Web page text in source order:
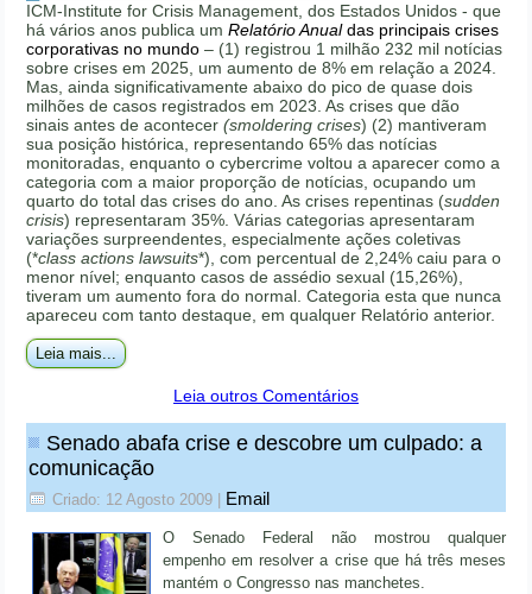
ICM-Institute for Crisis Management, dos Estados Unidos - que
há vários anos publica umRelatório Anualdas principais crises
corporativas no mundo – (1) registrou 1 milhão 232 mil notícias
sobre crises em 2025, um aumento de 8% em relação a 2024.
Mas, ainda significativamente abaixo do pico de quase dois
milhões de casos registrados em 2023. As crises que dão
sinais antes de acontecer(smoldering crises) (2) mantiveram
sua posição histórica, representando 65% das notícias
monitoradas, enquanto o cybercrime voltou a aparecer como a
categoria com a maior proporção de notícias, ocupando um
quarto do total das crises do ano. As crises repentinas (sudden
crisis) representaram 35%. Várias categorias apresentaram
variações surpreendentes, especialmente ações coletivas
(*class actions lawsuits*), com percentual de 2,24% caiu para o
menor nível; enquanto casos de assédio sexual (15,26%),
tiveram um aumento fora do normal. Categoria esta que nunca
apareceu com tanto destaque, em qualquer Relatório anterior.
Leia mais...
Leia outros Comentários
Senado abafa crise e descobre um culpado: a
comunicação
Criado: 12 Agosto 2009 Email
O Senado Federal não mostrou qualquer
empenho em resolver a crise que há três meses
mantém o Congresso nas manchetes.